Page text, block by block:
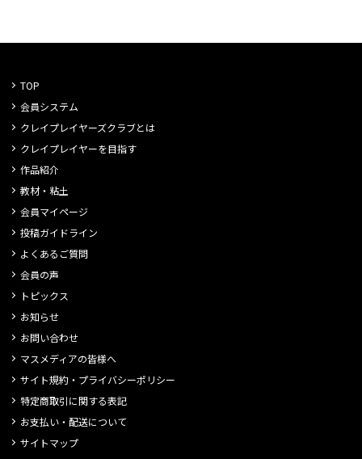
TOP
会員システム
クレイプレイヤーズクラブとは
クレイプレイヤーを目指す
作品紹介
教材・粘土
会員マイページ
投稿ガイドライン
よくあるご質問
会員の声
トピックス
お知らせ
お問い合わせ
マスメディアの皆様へ
サイト規約・プライバシーポリシー
特定商取引に関する表記
お支払い・配送について
サイトマップ